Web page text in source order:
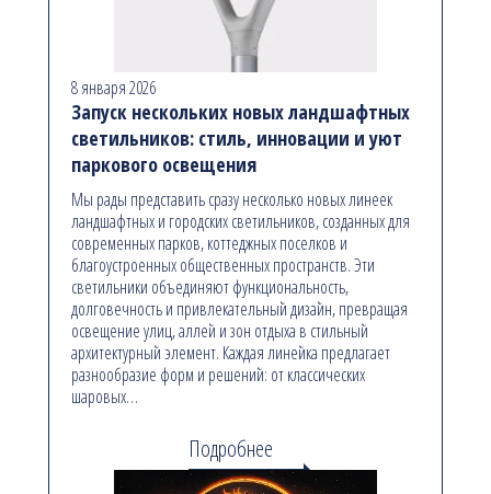
8 января 2026
Запуск нескольких новых ландшафтных
светильников: стиль, инновации и уют
паркового освещения
Мы рады представить сразу несколько новых линеек
ландшафтных и городских светильников, созданных для
современных парков, коттеджных поселков и
благоустроенных общественных пространств. Эти
светильники объединяют функциональность,
долговечность и привлекательный дизайн, превращая
освещение улиц, аллей и зон отдыха в стильный
архитектурный элемент. Каждая линейка предлагает
разнообразие форм и решений: от классических
шаровых…
Подробнее